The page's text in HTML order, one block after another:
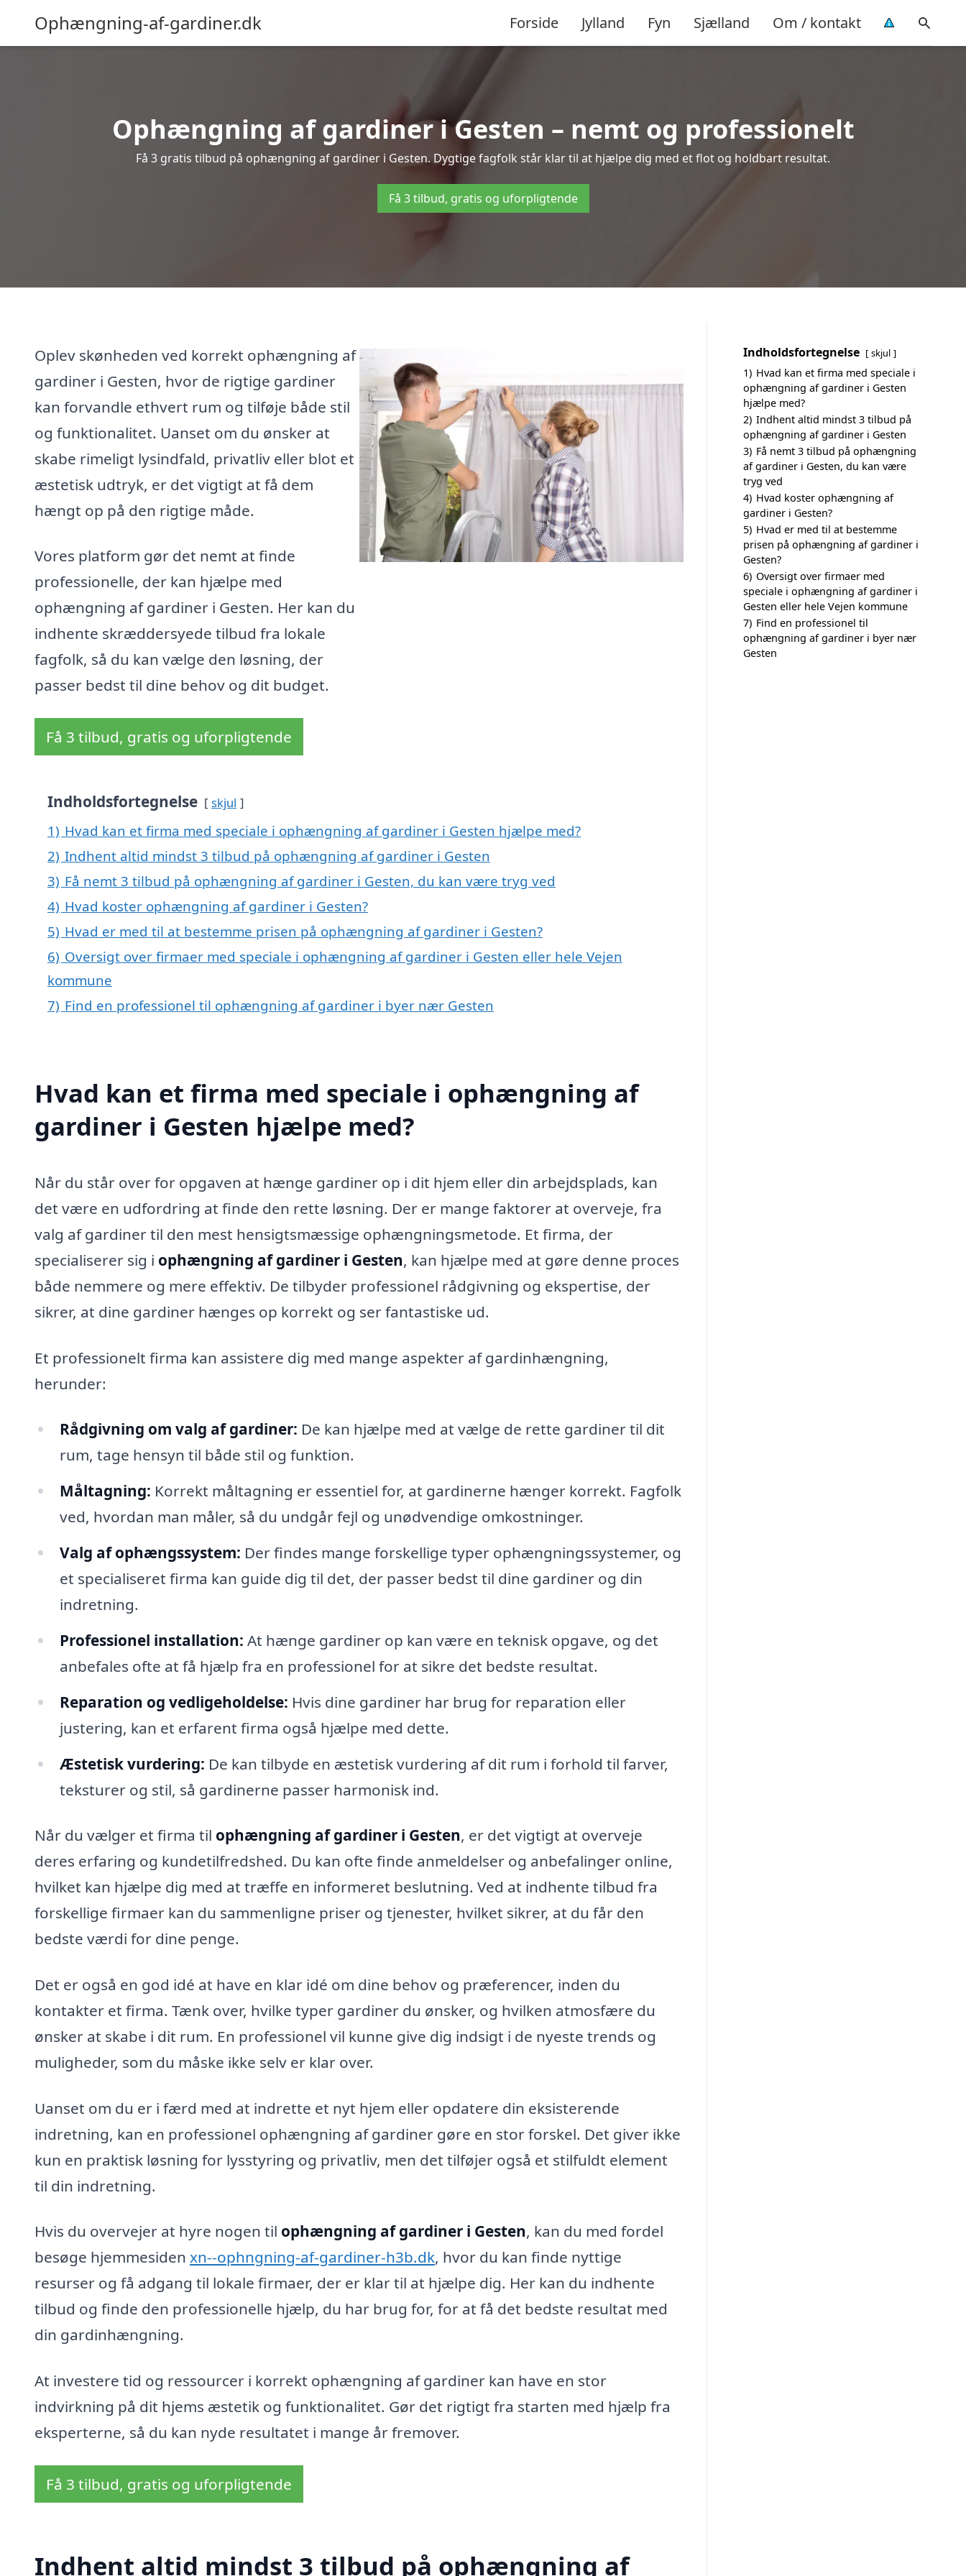
Ophængning-af-gardiner.dk Forside Jylland Fyn Sjælland Om / kontakt
Ophængning af gardiner i Gesten – nemt og professionelt
Få 3 gratis tilbud på ophængning af gardiner i Gesten. Dygtige fagfolk står klar til at hjælpe dig med et flot og holdbart resultat.
Få 3 tilbud, gratis og uforpligtende
Oplev skønheden ved korrekt ophængning af
gardiner i Gesten, hvor de rigtige gardiner
kan forvandle ethvert rum og tilføje både stil
og funktionalitet. Uanset om du ønsker at
skabe rimeligt lysindfald, privatliv eller blot et
æstetisk udtryk, er det vigtigt at få dem
hængt op på den rigtige måde.
Vores platform gør det nemt at finde
professionelle, der kan hjælpe med
ophængning af gardiner i Gesten. Her kan du
indhente skræddersyede tilbud fra lokale
fagfolk, så du kan vælge den løsning, der
passer bedst til dine behov og dit budget.
Få 3 tilbud, gratis og uforpligtende
Indholdsfortegnelse skjul
1) Hvad kan et firma med speciale i ophængning af gardiner i Gesten hjælpe med?
2) Indhent altid mindst 3 tilbud på ophængning af gardiner i Gesten
3) Få nemt 3 tilbud på ophængning af gardiner i Gesten, du kan være tryg ved
4) Hvad koster ophængning af gardiner i Gesten?
5) Hvad er med til at bestemme prisen på ophængning af gardiner i Gesten?
6) Oversigt over firmaer med speciale i ophængning af gardiner i Gesten eller hele Vejen
kommune
7) Find en professionel til ophængning af gardiner i byer nær Gesten
Hvad kan et firma med speciale i ophængning af
gardiner i Gesten hjælpe med?
Når du står over for opgaven at hænge gardiner op i dit hjem eller din arbejdsplads, kan
det være en udfordring at finde den rette løsning. Der er mange faktorer at overveje, fra
valg af gardiner til den mest hensigtsmæssige ophængningsmetode. Et firma, der
specialiserer sig i ophængning af gardiner i Gesten, kan hjælpe med at gøre denne proces
både nemmere og mere effektiv. De tilbyder professionel rådgivning og ekspertise, der
sikrer, at dine gardiner hænges op korrekt og ser fantastiske ud.
Et professionelt firma kan assistere dig med mange aspekter af gardinhængning,
herunder:
Rådgivning om valg af gardiner: De kan hjælpe med at vælge de rette gardiner til dit
rum, tage hensyn til både stil og funktion.
Måltagning: Korrekt måltagning er essentiel for, at gardinerne hænger korrekt. Fagfolk
ved, hvordan man måler, så du undgår fejl og unødvendige omkostninger.
Valg af ophængssystem: Der findes mange forskellige typer ophængningssystemer, og
et specialiseret firma kan guide dig til det, der passer bedst til dine gardiner og din
indretning.
Professionel installation: At hænge gardiner op kan være en teknisk opgave, og det
anbefales ofte at få hjælp fra en professionel for at sikre det bedste resultat.
Reparation og vedligeholdelse: Hvis dine gardiner har brug for reparation eller
justering, kan et erfarent firma også hjælpe med dette.
Æstetisk vurdering: De kan tilbyde en æstetisk vurdering af dit rum i forhold til farver,
teksturer og stil, så gardinerne passer harmonisk ind.
Når du vælger et firma til ophængning af gardiner i Gesten, er det vigtigt at overveje
deres erfaring og kundetilfredshed. Du kan ofte finde anmeldelser og anbefalinger online,
hvilket kan hjælpe dig med at træffe en informeret beslutning. Ved at indhente tilbud fra
forskellige firmaer kan du sammenligne priser og tjenester, hvilket sikrer, at du får den
bedste værdi for dine penge.
Det er også en god idé at have en klar idé om dine behov og præferencer, inden du
kontakter et firma. Tænk over, hvilke typer gardiner du ønsker, og hvilken atmosfære du
ønsker at skabe i dit rum. En professionel vil kunne give dig indsigt i de nyeste trends og
muligheder, som du måske ikke selv er klar over.
Uanset om du er i færd med at indrette et nyt hjem eller opdatere din eksisterende
indretning, kan en professionel ophængning af gardiner gøre en stor forskel. Det giver ikke
kun en praktisk løsning for lysstyring og privatliv, men det tilføjer også et stilfuldt element
til din indretning.
Hvis du overvejer at hyre nogen til ophængning af gardiner i Gesten, kan du med fordel
besøge hjemmesiden xn--ophngning-af-gardiner-h3b.dk, hvor du kan finde nyttige
resurser og få adgang til lokale firmaer, der er klar til at hjælpe dig. Her kan du indhente
tilbud og finde den professionelle hjælp, du har brug for, for at få det bedste resultat med
din gardinhængning.
At investere tid og ressourcer i korrekt ophængning af gardiner kan have en stor
indvirkning på dit hjems æstetik og funktionalitet. Gør det rigtigt fra starten med hjælp fra
eksperterne, så du kan nyde resultatet i mange år fremover.
Få 3 tilbud, gratis og uforpligtende
Indhent altid mindst 3 tilbud på ophængning af
Indholdsfortegnelse skjul
1) Hvad kan et firma med speciale i
ophængning af gardiner i Gesten
hjælpe med?
2) Indhent altid mindst 3 tilbud på
ophængning af gardiner i Gesten
3) Få nemt 3 tilbud på ophængning
af gardiner i Gesten, du kan være
tryg ved
4) Hvad koster ophængning af
gardiner i Gesten?
5) Hvad er med til at bestemme
prisen på ophængning af gardiner i
Gesten?
6) Oversigt over firmaer med
speciale i ophængning af gardiner i
Gesten eller hele Vejen kommune
7) Find en professionel til
ophængning af gardiner i byer nær
Gesten